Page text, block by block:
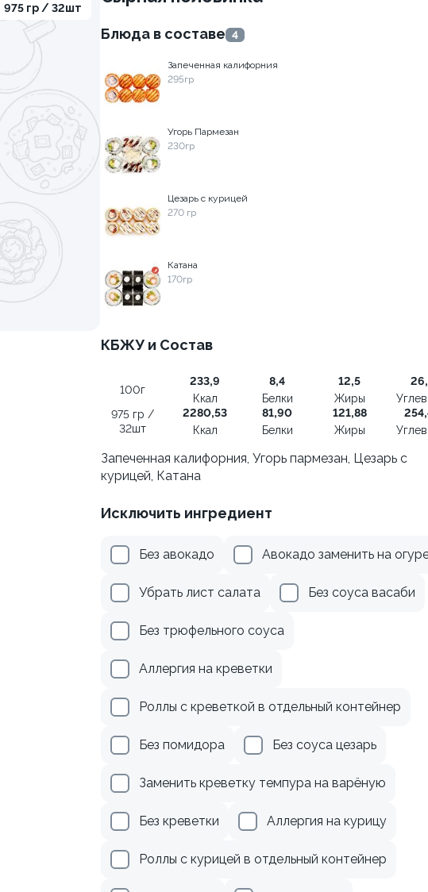
975 гр / 32шт
Блюда в составе 4
Запеченная калифорния
295гр
Угорь Пармезан
230гр
Цезарь с курицей
270 гр
Катана
170гр
КБЖУ и Состав
100г
233,9
Ккал
8,4
Белки
12,5
Жиры
975 гр /
32шт
2280,53
Ккал
81,90
Белки
121,88
Жиры
Запеченная калифорния, Угорь пармезан, Цезарь с
курицей, Катана
Исключить ингредиент
Без авокадо Авокадо заменить на
Убрать лист салата Без соуса васаби
Без трюфельного соуса
Аллергия на креветки
Роллы с креветкой в отдельный контейнер
Без помидора Без соуса цезарь
Заменить креветку темпура на варёную
Без креветки Аллергия на курицу
Роллы с курицей в отдельный контейнер
Ролл с лососем терияки и зеленым
луком
130 гр
285 ₽
185 ₽